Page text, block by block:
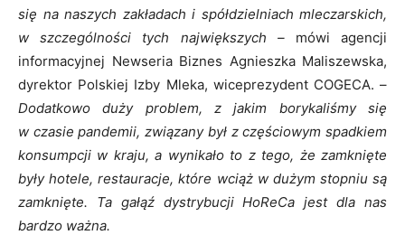
się na naszych zakładach i spółdzielniach mleczarskich,
w szczególności tych największych – mówi agencji
informacyjnej Newseria Biznes Agnieszka Maliszewska,
dyrektor Polskiej Izby Mleka, wiceprezydent COGECA. –
Dodatkowo duży problem, z jakim borykaliśmy się
w czasie pandemii, związany był z częściowym spadkiem
konsumpcji w kraju, a wynikało to z tego, że zamknięte
były hotele, restauracje, które wciąż w dużym stopniu są
zamknięte. Ta gałąź dystrybucji HoReCa jest dla nas
bardzo ważna.